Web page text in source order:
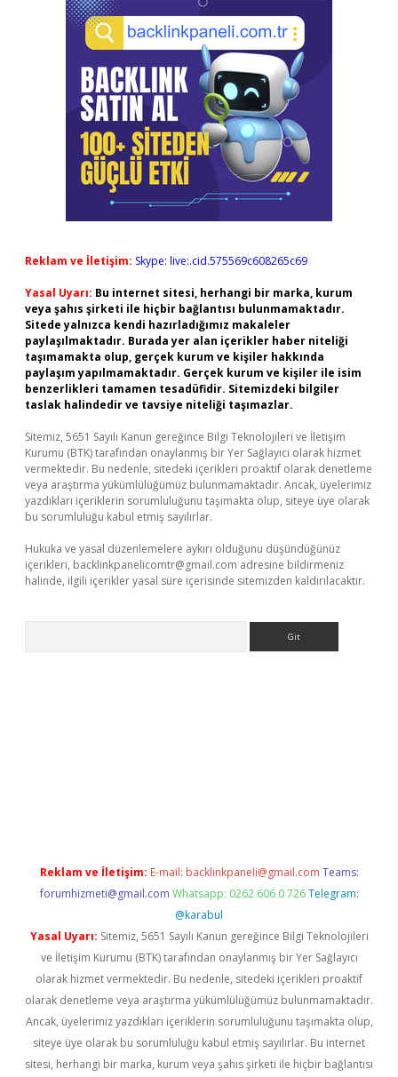
Reklam ve İletişim: Skype: live:.cid.575569c608265c69
Yasal Uyarı: Bu internet sitesi, herhangi bir marka, kurum
veya şahıs şirketi ile hiçbir bağlantısı bulunmamaktadır.
Sitede yalnızca kendi hazırladığımız makaleler
paylaşılmaktadır. Burada yer alan içerikler haber niteliği
taşımamakta olup, gerçek kurum ve kişiler hakkında
paylaşım yapılmamaktadır. Gerçek kurum ve kişiler ile isim
benzerlikleri tamamen tesadüfidir. Sitemizdeki bilgiler
taslak halindedir ve tavsiye niteliği taşımazlar.
Sitemiz, 5651 Sayılı Kanun gereğince Bilgi Teknolojileri ve İletişim
Kurumu (BTK) tarafından onaylanmış bir Yer Sağlayıcı olarak hizmet
vermektedir. Bu nedenle, sitedeki içerikleri proaktif olarak denetleme
veya araştırma yükümlülüğümüz bulunmamaktadır. Ancak, üyelerimiz
yazdıkları içeriklerin sorumluluğunu taşımakta olup, siteye üye olarak
bu sorumluluğu kabul etmiş sayılırlar.
Hukuka ve yasal düzenlemelere aykırı olduğunu düşündüğünüz
içerikleri, backlinkpanelicomtr@gmail.com adresine bildirmeniz
halinde, ilgili içerikler yasal süre içerisinde sitemizden kaldırılacaktır.
Reklam ve İletişim: E-mail: backlinkpaneli@gmail.com Teams:
forumhizmeti@gmail.com Whatsapp: 0262 606 0 726 Telegram:
@karabul
Yasal Uyarı: Sitemiz, 5651 Sayılı Kanun gereğince Bilgi Teknolojileri
ve İletişim Kurumu (BTK) tarafından onaylanmış bir Yer Sağlayıcı
olarak hizmet vermektedir. Bu nedenle, sitedeki içerikleri proaktif
olarak denetleme veya araştırma yükümlülüğümüz bulunmamaktadır.
Ancak, üyelerimiz yazdıkları içeriklerin sorumluluğunu taşımakta olup,
siteye üye olarak bu sorumluluğu kabul etmiş sayılırlar. Bu internet
sitesi, herhangi bir marka, kurum veya şahıs şirketi ile hiçbir bağlantısı